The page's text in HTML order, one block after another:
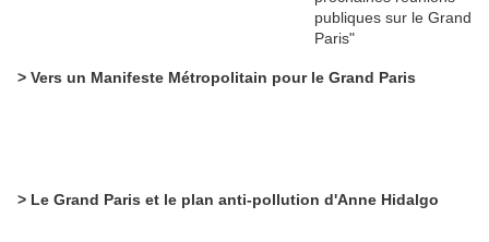
> Vers un Manifeste Métropolitain pour le Grand Paris
> Le Grand Paris et le plan anti-pollution d'Anne Hidalgo